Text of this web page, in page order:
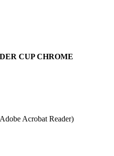
CUP CHROME
Acrobat Reader)